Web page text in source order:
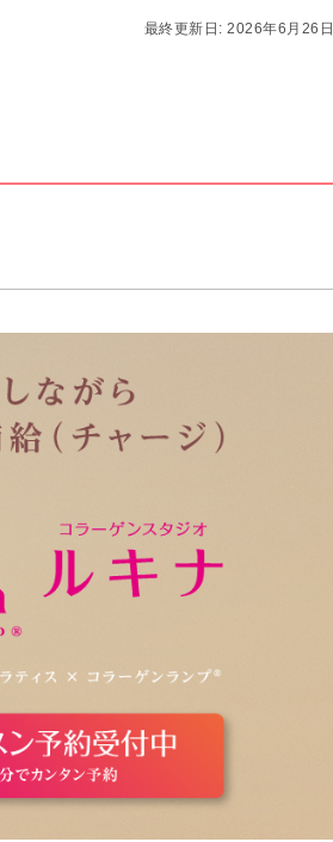
最終更新日:2026年6月26日